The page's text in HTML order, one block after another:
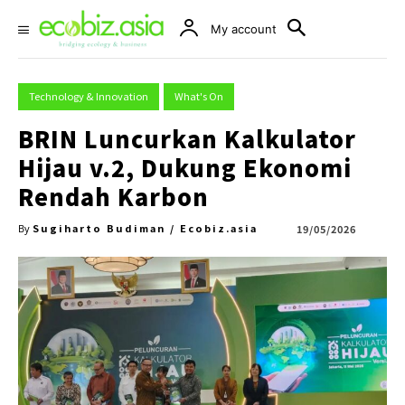
My account
Technology & Innovation What's On
BRIN Luncurkan Kalkulator
Hijau v.2, Dukung Ekonomi
Rendah Karbon
By Sugiharto Budiman / Ecobiz.asia 19/05/2026